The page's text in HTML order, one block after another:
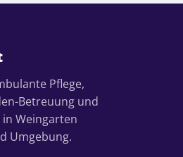
Pflege,
Betreuung und
Weingarten
Umgebung.